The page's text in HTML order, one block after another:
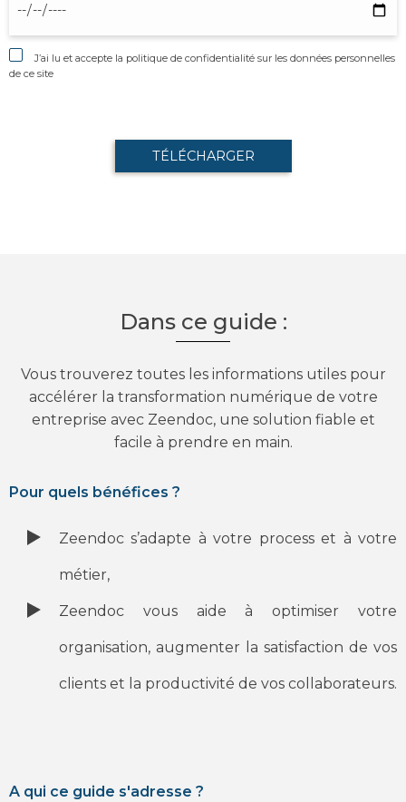
J’ai lu et accepte la politique de confidentialité sur les données personnelles
de ce site
Dans ce guide :
Vous trouverez toutes les informations utiles pour
accélérer la transformation numérique de votre
entreprise avec Zeendoc, une solution fiable et
facile à prendre en main.
Pour quels bénéfices ?
Zeendoc s’adapte à votre process et à votre
métier,
Zeendoc vous aide à optimiser votre
organisation, augmenter la satisfaction de vos
clients et la productivité de vos collaborateurs.
A qui ce guide s'adresse ?